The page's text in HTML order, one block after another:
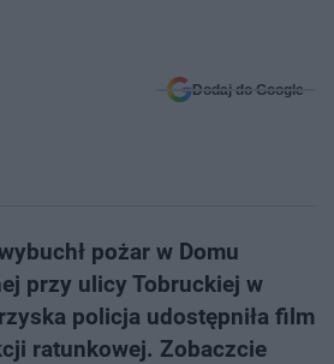
Dodaj do Google
pożar w Domu
przy ulicy Tobruckiej w
policja udostępniła film
ratunkowej. Zobaczcie